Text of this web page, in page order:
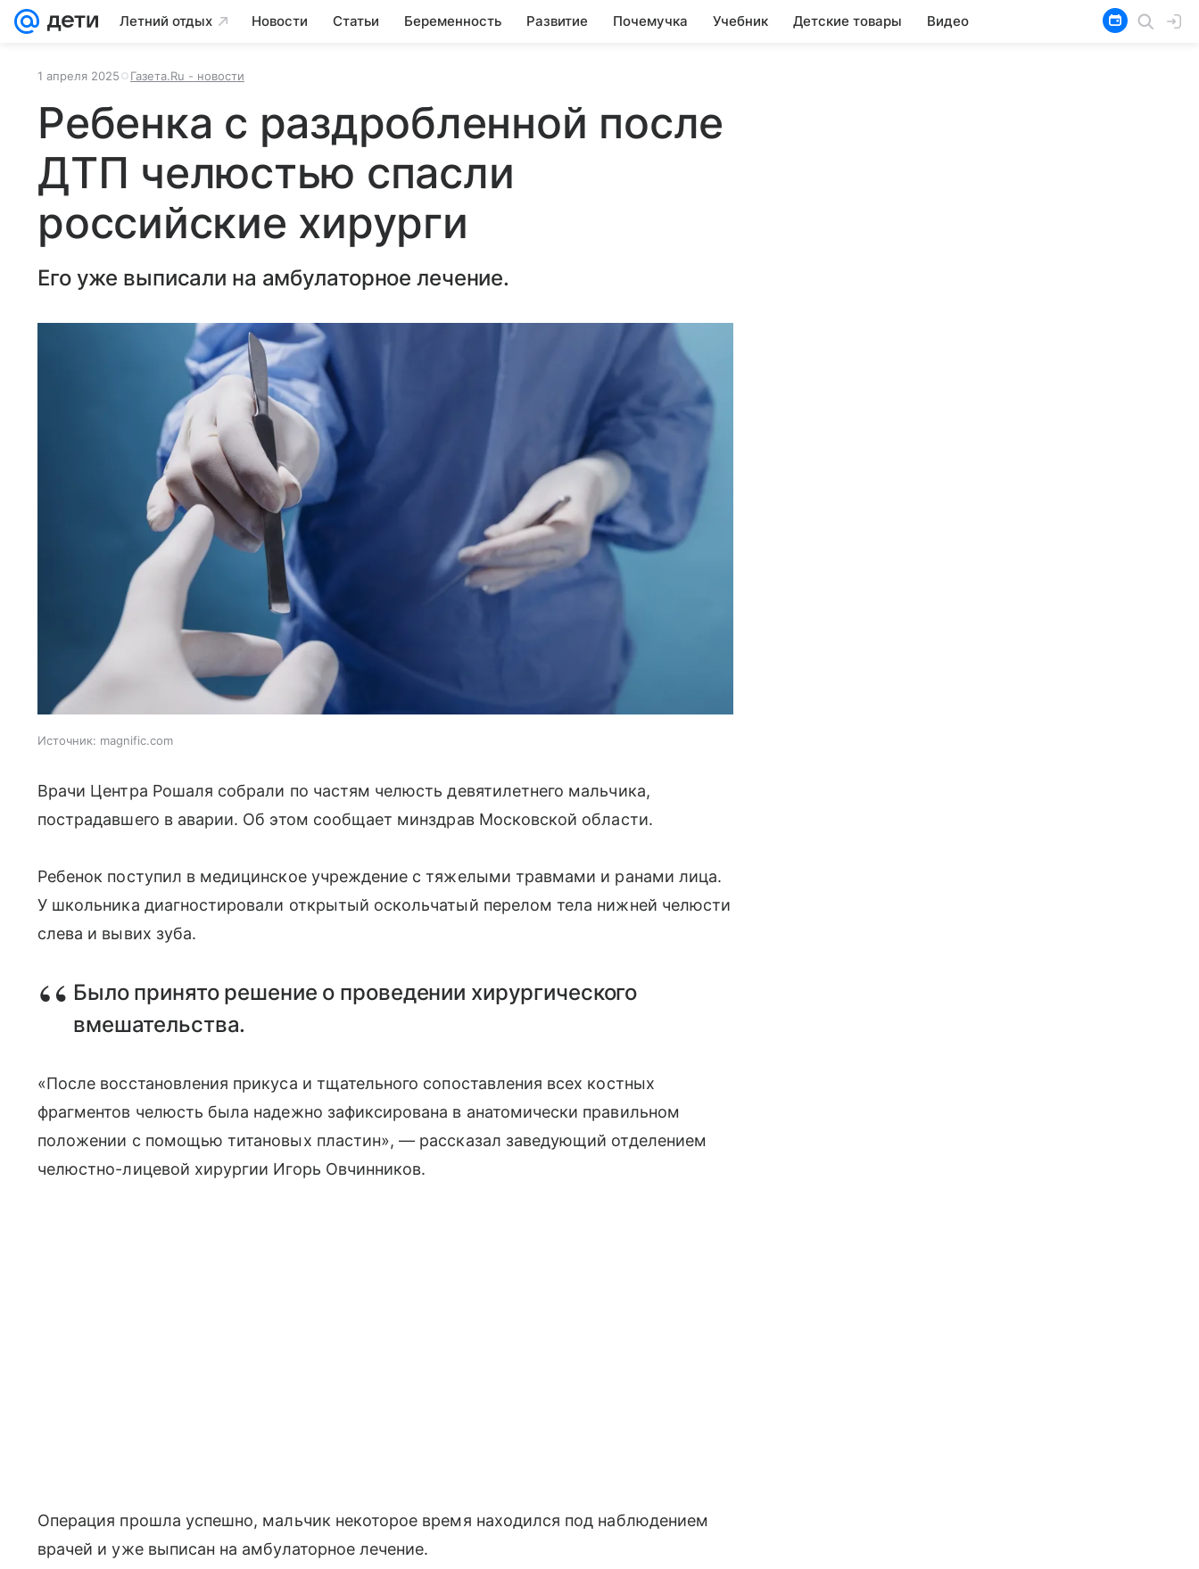
Летний отдых Новости Статьи Беременность Развитие Почемучка Учебник Детские товары Видео
1 апреля 2025 Газета.Ru - новости
Ребенка с раздробленной после
ДТП челюстью спасли
российские хирурги
Его уже выписали на амбулаторное лечение.
Источник: magnific.com
Врачи Центра Рошаля собрали по частям челюсть девятилетнего мальчика,
пострадавшего в аварии. Об этом сообщает минздрав Московской области.
Ребенок поступил в медицинское учреждение с тяжелыми травмами и ранами лица.
У школьника диагностировали открытый оскольчатый перелом тела нижней челюсти
слева и вывих зуба.
Было принято решение о проведении хирургического
вмешательства.
«После восстановления прикуса и тщательного сопоставления всех костных
фрагментов челюсть была надежно зафиксирована в анатомически правильном
положении с помощью титановых пластин», — рассказал заведующий отделением
челюстно-лицевой хирургии Игорь Овчинников.
Операция прошла успешно, мальчик некоторое время находился под наблюдением
врачей и уже выписан на амбулаторное лечение.